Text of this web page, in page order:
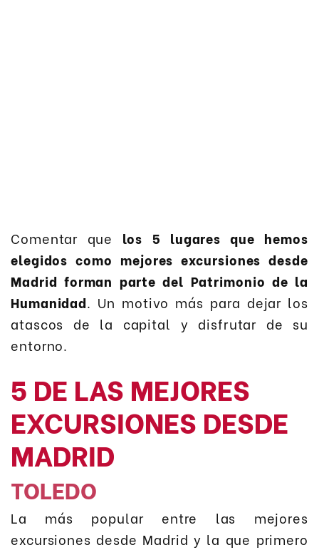
Comentar que los 5 lugares que hemos
elegidos como mejores excursiones desde
Madrid forman parte del Patrimonio de la
Humanidad. Un motivo más para dejar los
atascos de la capital y disfrutar de su
entorno.
5 DE LAS MEJORES
EXCURSIONES DESDE
MADRID
TOLEDO
La más popular entre las mejores
excursiones desde Madrid y la que primero